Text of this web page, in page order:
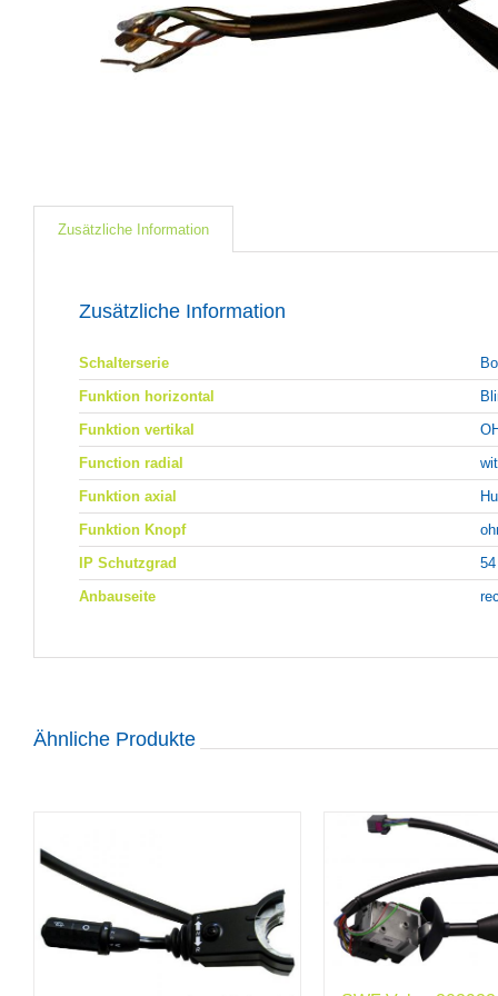
Zusätzliche Information
Zusätzliche Information
Schalterserie
Funktion horizontal
Funktion vertikal
Function radial
Funktion axial
Funktion Knopf
IP Schutzgrad
54
Anbauseite
Ähnliche Produkte